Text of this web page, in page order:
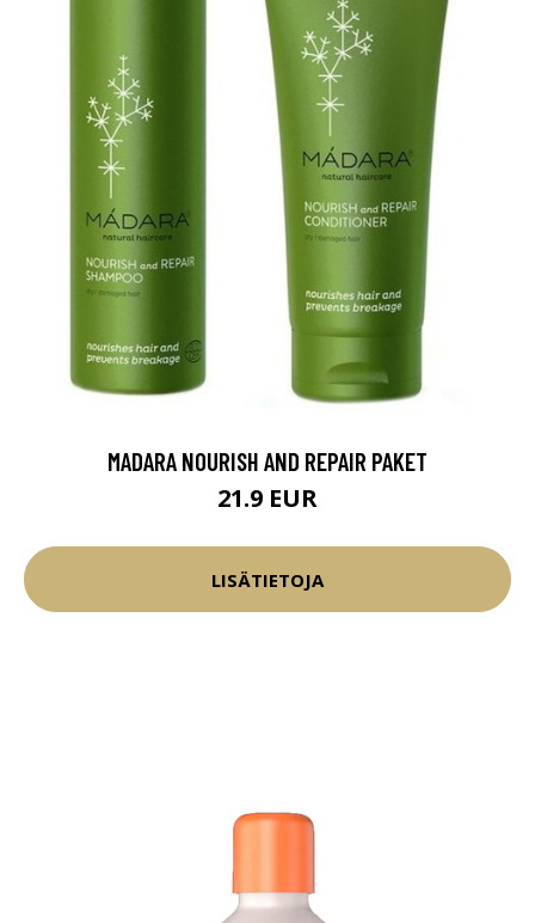
MADARA NOURISH AND REPAIR PAKET
21.9 EUR
LISÄTIETOJA